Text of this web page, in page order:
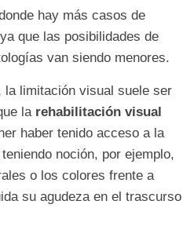
hay más casos de
que las posibilidades de
van siendo menores.
la limitación visual suele ser
la rehabilitación visual
haber tenido acceso a la
noción, por ejemplo,
o los colores frente a
su agudeza en el trascurso